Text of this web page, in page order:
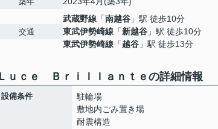
交通
武蔵野線 「南越谷 」駅 徒歩10分
東武伊勢崎線 「新越谷 」駅 徒歩10分
東武伊勢崎線 「越谷 」駅 徒歩13分
Ｌｕｃｅ Ｂｒｉｌｌａｎｔｅの詳細情報
設備条件
駐輪場
敷地内ごみ置き場
耐震構造